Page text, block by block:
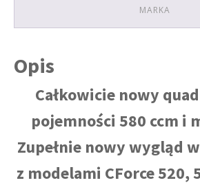
HOMOLOGACJA
MARKA
Opis
Całkowicie nowy
pojemności 580 ccm i
Zupełnie nowy wygląd
z modelami CForce 520,